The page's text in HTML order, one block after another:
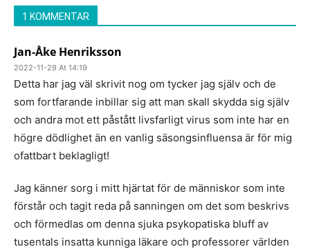
1 KOMMENTAR
Jan-Åke Henriksson
2022-11-29 At 14:19
Detta har jag väl skrivit nog om tycker jag själv och de
som fortfarande inbillar sig att man skall skydda sig själv
och andra mot ett påstått livsfarligt virus som inte har en
högre dödlighet än en vanlig säsongsinfluensa är för mig
ofattbart beklagligt!
Jag känner sorg i mitt hjärtat för de människor som inte
förstår och tagit reda på sanningen om det som beskrivs
och förmedlas om denna sjuka psykopatiska bluff av
tusentals insatta kunniga läkare och professorer världen